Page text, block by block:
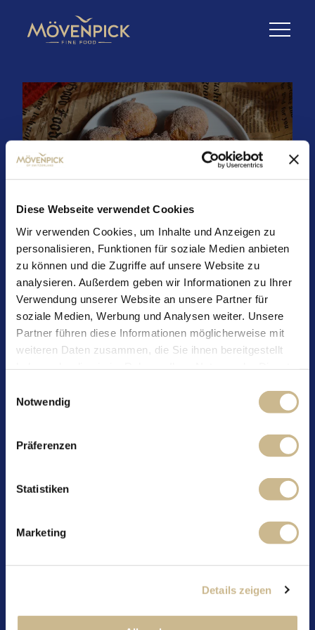
Diese Webseite verwendet Cookies
Wir verwenden Cookies, um Inhalte und Anzeigen zu
personalisieren, Funktionen für soziale Medien anbieten
zu können und die Zugriffe auf unsere Website zu
analysieren. Außerdem geben wir Informationen zu Ihrer
Verwendung unserer Website an unsere Partner für
soziale Medien, Werbung und Analysen weiter. Unsere
Partner führen diese Informationen möglicherweise mit
weiteren Daten zusammen, die Sie ihnen bereitgestellt
Notwendig
Präferenzen
Statistiken
Marketing
Details zeigen
Fluffige Quarkbällchen
aus dem Airfryer
Zutaten (ca. 16 Stück):
250 g Mehl
1,5 TL Backpulver
60 g Zucker
1 Päckchen Vanillezucker
1 Prise Salz
2 Eier (M)
Zimtschnecke)
Mehl, Backpulver, Zucker, Vanillezucker und Salz
Eier, Joghurt und Butter vermengen. Danach alle
trockenen Zutaten aus Schritt 1 zugeben und zu
um kleine runde Bällchen zu formen.
185 °C ca. 10–12 Minuten backen, bis sie